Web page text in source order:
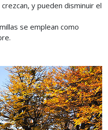
y pueden disminuir el
se emplean como